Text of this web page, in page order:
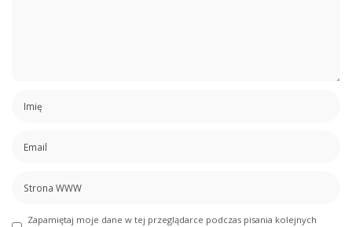
Zapamiętaj moje dane w tej przeglądarce podczas pisania kolejnych